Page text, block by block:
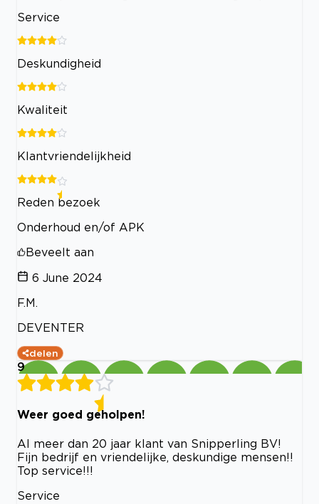
Service
Deskundigheid
Kwaliteit
Klantvriendelijkheid
Reden bezoek
Onderhoud en/of APK
Beveelt aan
6 June 2024
F.M.
DEVENTER
delen
9
Weer goed geholpen!
Al meer dan 20 jaar klant van Snipperling BV!
Fijn bedrijf en vriendelijke, deskundige mensen!!
Top service!!!
Service